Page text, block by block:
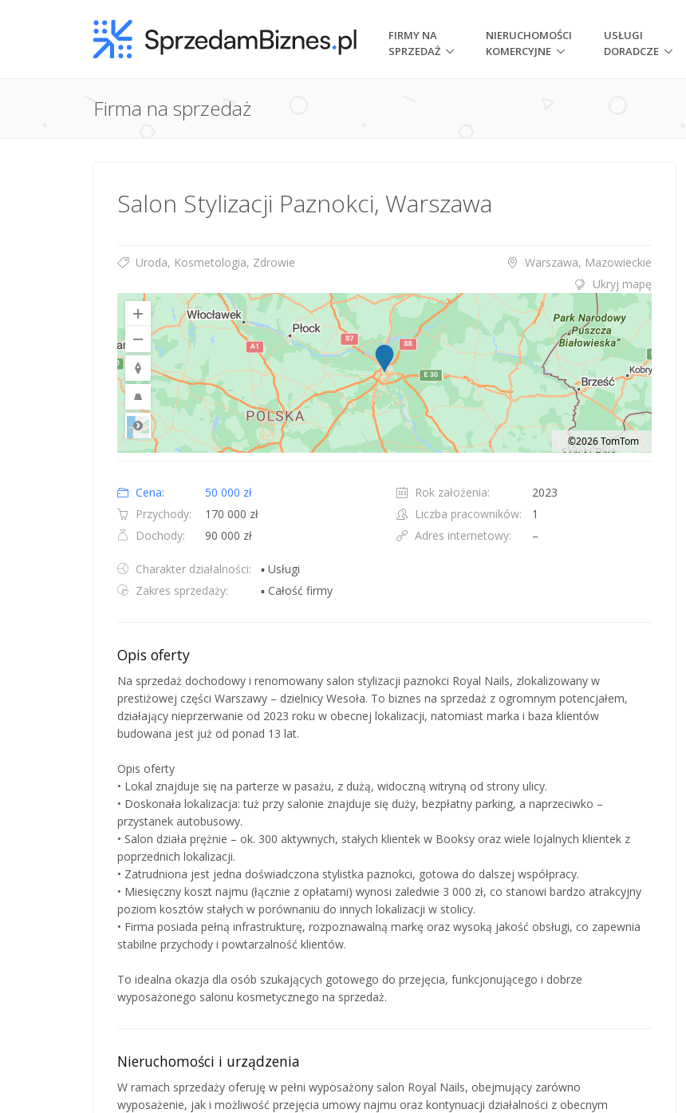
FIRMY NA
SPRZEDAŻ
NIERUCHOMOŚCI
KOMERCYJNE
USŁUGI
DORADCZE
Firma na sprzedaż
Salon Stylizacji Paznokci, Warszawa
Uroda, Kosmetologia, Zdrowie
Warszawa, Mazowieckie
Ukryj mapę
Road
©2026 TomTom
Cena:
50 000 zł
Przychody:
170 000 zł
Dochody:
90 000 zł
Rok założenia:
2023
Liczba pracowników:
1
Adres internetowy:
–
Charakter działalności:
▪ Usługi
Zakres sprzedaży:
▪ Całość firmy
Opis oferty
Na sprzedaż dochodowy i renomowany salon stylizacji paznokci Royal Nails, zlokalizowany w
prestiżowej części Warszawy – dzielnicy Wesoła. To biznes na sprzedaż z ogromnym potencjałem,
działający nieprzerwanie od 2023 roku w obecnej lokalizacji, natomiast marka i baza klientów
budowana jest już od ponad 13 lat.
Opis oferty
• Lokal znajduje się na parterze w pasażu, z dużą, widoczną witryną od strony ulicy.
• Doskonała lokalizacja: tuż przy salonie znajduje się duży, bezpłatny parking, a naprzeciwko –
przystanek autobusowy.
• Salon działa prężnie – ok. 300 aktywnych, stałych klientek w Booksy oraz wiele lojalnych klientek z
poprzednich lokalizacji.
• Zatrudniona jest jedna doświadczona stylistka paznokci, gotowa do dalszej współpracy.
• Miesięczny koszt najmu (łącznie z opłatami) wynosi zaledwie 3 000 zł, co stanowi bardzo atrakcyjny
poziom kosztów stałych w porównaniu do innych lokalizacji w stolicy.
• Firma posiada pełną infrastrukturę, rozpoznawalną markę oraz wysoką jakość obsługi, co zapewnia
stabilne przychody i powtarzalność klientów.
To idealna okazja dla osób szukających gotowego do przejęcia, funkcjonującego i dobrze
wyposażonego salonu kosmetycznego na sprzedaż.
Nieruchomości i urządzenia
W ramach sprzedaży oferuję w pełni wyposażony salon Royal Nails, obejmujący zarówno
wyposażenie, jak i możliwość przejęcia umowy najmu oraz kontynuacji działalności z obecnym